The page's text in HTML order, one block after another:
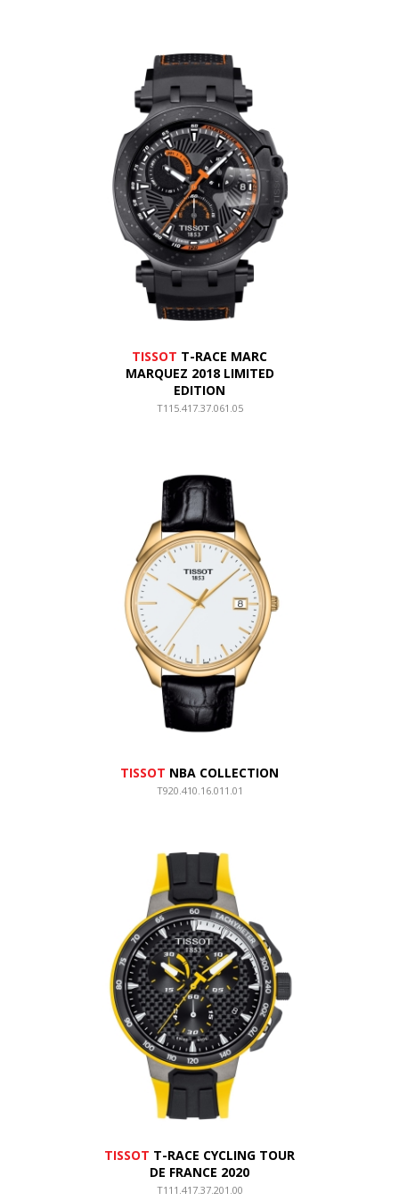
TISSOT T-RACE MARC
MARQUEZ 2018 LIMITED
EDITION
T115.417.37.061.05
TISSOT NBA COLLECTION
T920.410.16.011.01
TISSOT T-RACE CYCLING TOUR
DE FRANCE 2020
T111.417.37.201.00